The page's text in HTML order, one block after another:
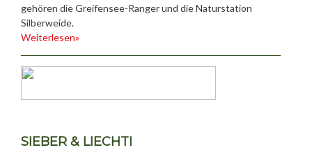
gehören die Greifensee-Ranger und die Naturstation
Silberweide.
Weiterlesen»
SIEBER & LIECHTI